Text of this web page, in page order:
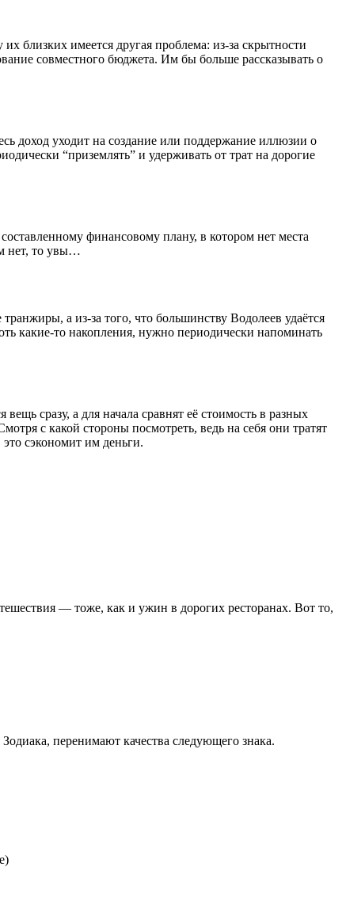
близких имеется другая проблема: из-за скрытности
совместного бюджета. Им бы больше рассказывать о
доход уходит на создание или поддержание иллюзии о
“приземлять” и удерживать от трат на дорогие
финансовому плану, в котором нет места
нет, то увы…
а из-за того, что большинству Водолеев удаётся
какие-то накопления, нужно периодически напоминать
сразу, а для начала сравнят её стоимость в разных
с какой стороны посмотреть, ведь на себя они тратят
сэкономит им деньги.
— тоже, как и ужин в дорогих ресторанах. Вот то,
перенимают качества следующего знака.